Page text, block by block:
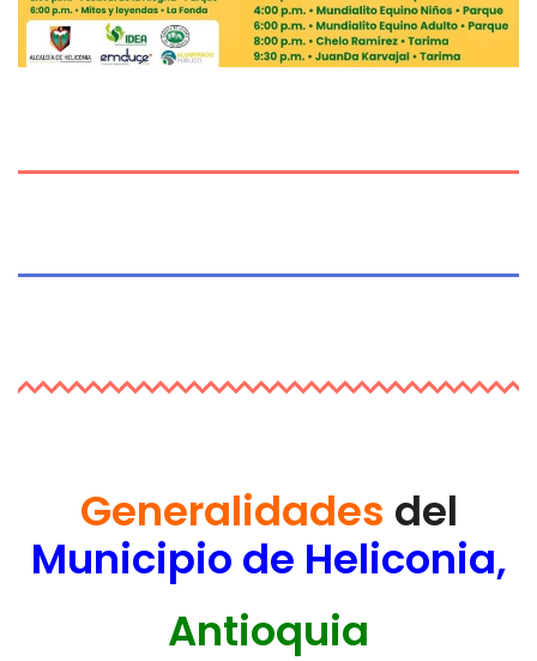
Generalidades del
Municipio de Heliconia,
Antioquia